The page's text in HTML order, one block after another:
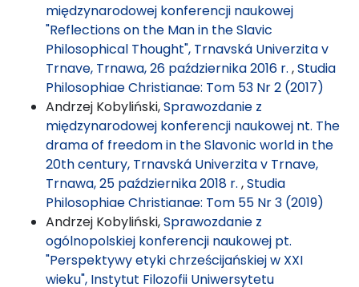
międzynarodowej konferencji naukowej
"Reflections on the Man in the Slavic
Philosophical Thought", Trnavská Univerzita v
Trnave, Trnawa, 26 października 2016 r. ,Studia
Philosophiae Christianae: Tom 53 Nr 2 (2017)
Andrzej Kobyliński,Sprawozdanie z
międzynarodowej konferencji naukowej nt. The
drama of freedom in the Slavonic world in the
20th century, Trnavská Univerzita v Trnave,
Trnawa, 25 października 2018 r. ,Studia
Philosophiae Christianae: Tom 55 Nr 3 (2019)
Andrzej Kobyliński,Sprawozdanie z
ogólnopolskiej konferencji naukowej pt.
"Perspektywy etyki chrześcijańskiej w XXI
wieku", Instytut Filozofii Uniwersytetu